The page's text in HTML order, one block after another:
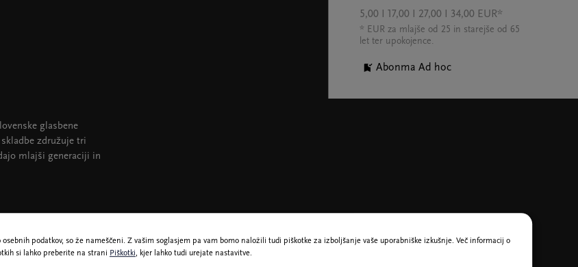
glasbene
združuje tri
mlajši generaciji in
5,00 I 17,00 I 27,00 I 34,00 EUR*
* EUR za mlajše od 25 in starejše od 65
let ter upokojence.
Abonma Ad hoc
podatkov, so že nameščeni. Z vašim soglasjem pa vam bomo naložili tudi piškotke za izboljšanje vaše uporabniške izkušnje. Več informacij o
si lahko preberite na strani Piškotki, kjer lahko tudi urejate nastavitve.